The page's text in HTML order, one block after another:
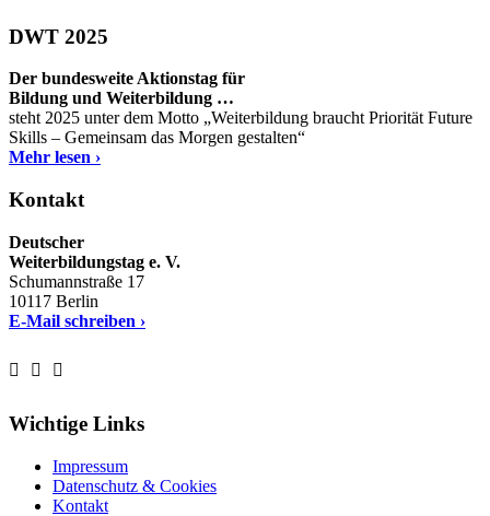
DWT 2025
Der bundesweite Aktionstag für
Bildung und Weiterbildung …
steht 2025 unter dem Motto „Weiterbildung braucht Priorität Future
Skills – Gemeinsam das Morgen gestalten“
Mehr lesen ›
Kontakt
Deutscher
Weiterbildungstag e. V.
Schumannstraße 17
10117 Berlin
E-Mail schreiben ›
Wichtige Links
Impressum
Datenschutz & Cookies
Kontakt